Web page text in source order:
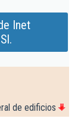
Inet
de edificios